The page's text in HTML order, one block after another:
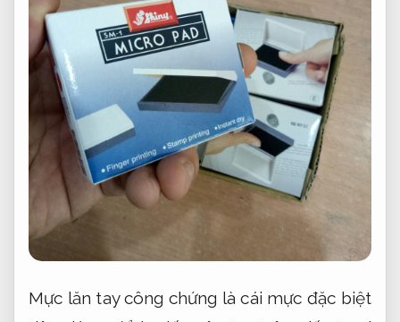
Mực lăn tay công chứng là cái mực đặc biệt